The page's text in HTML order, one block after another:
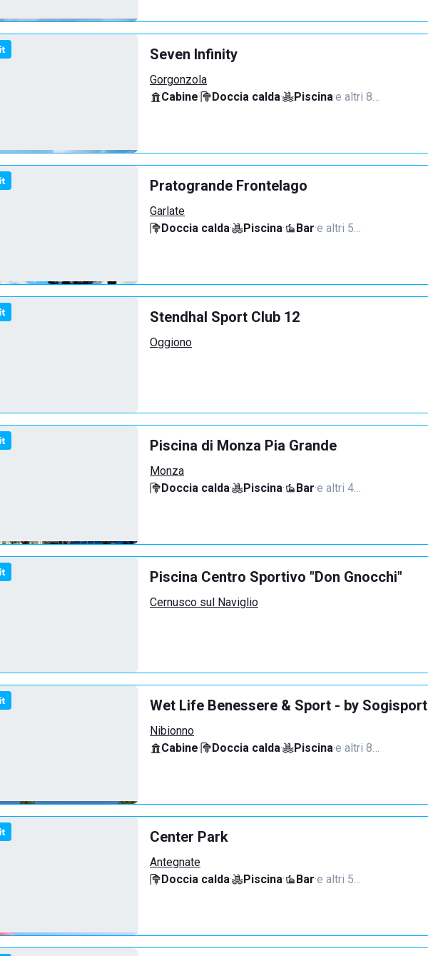
Seven Infinity
Gorgonzola
Cabine· Doccia calda· Piscina·e altri 8…
Pratogrande Frontelago
Garlate
Doccia calda· Piscina· Bar·e altri 5…
Stendhal Sport Club 12
Oggiono
Piscina di Monza Pia Grande
Monza
Doccia calda· Piscina· Bar·e altri 4…
Piscina Centro Sportivo "Don Gnocchi"
Cernusco sul Naviglio
Wet Life Benessere & Sport - by Sogisport
Nibionno
Cabine· Doccia calda· Piscina·e altri 8…
Center Park
Antegnate
Doccia calda· Piscina· Bar·e altri 5…